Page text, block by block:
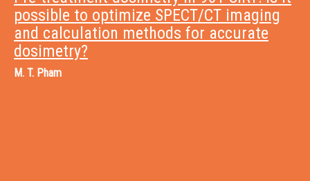
possible to optimize SPECT/CT imaging
and calculation methods for accurate
dosimetry?
M. T. Pham